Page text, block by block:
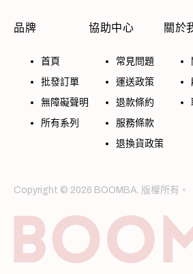
zh-
zh-
zh-
品牌
首頁
批發訂單
無障礙聲明
所有系列
協助中心
常見問題
運送政策
退款條約
服務條款
退換貨政策
關於
Copyright © 2026 BOOMBA. 版權所有。